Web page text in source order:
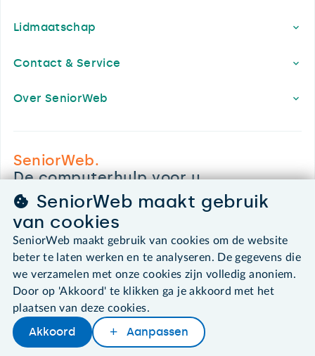
Lidmaatschap
Contact & Service
Over SeniorWeb
SeniorWeb.
De computerhulp voor u.
030 - 276 99 65
leden@seniorweb.nl
©2026 SeniorWeb
Algemene voorwaarden
Cookies en cookie-instellingen
SeniorWeb maakt gebruik
van cookies
SeniorWeb maakt gebruik van cookies om de website
beter te laten werken en te analyseren. De gegevens die
we verzamelen met onze cookies zijn volledig anoniem.
Door op 'Akkoord' te klikken ga je akkoord met het
plaatsen van deze cookies.
Akkoord Aanpassen